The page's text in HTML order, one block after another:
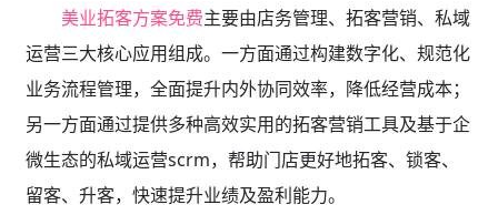
美业拓客方案免费主要由店务管理、拓客营销、私域
运营三大核心应用组成。一方面通过构建数字化、规范化
业务流程管理，全面提升内外协同效率，降低经营成本；
另一方面通过提供多种高效实用的拓客营销工具及基于企
微生态的私域运营scrm，帮助门店更好地拓客、锁客、
留客、升客，快速提升业绩及盈利能力。